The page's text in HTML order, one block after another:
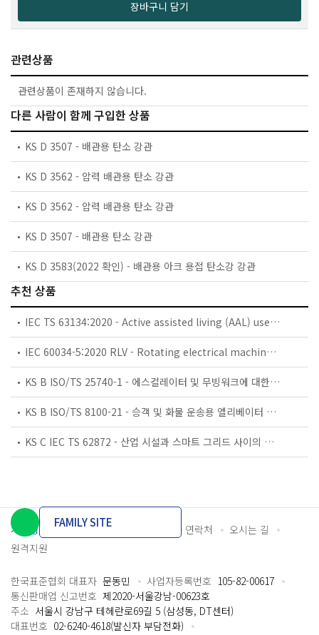
장바구니 담기
관련상품
관련상품이 존재하지 않습니다.
다른 사람이 함께 구입한 상품
KS D 3507 - 배관용 탄소 강관
KS D 3562 - 압력 배관용 탄소 강관
KS D 3562 - 압력 배관용 탄소 강관
KS D 3507 - 배관용 탄소 강관
KS D 3583(2022 확인) - 배관용 아크 용접 탄소강 강관
추천 상품
IEC TS 63134:2020 - Active assisted living (AAL) use cases
IEC 60034-5:2020 RLV - Rotating electrical machines - Part 5: Degrees of protection provided by the integral design of rotating electrical machines (IP code) - Classification
KS B ISO/TS 25740-1 - 에스컬레이터 및 무빙워크에 대한 안전요건 — 제1부: 세계공통 필수 안전요건(GESRs)
KS B ISO/TS 8100-21 - 승객 및 화물 운송용 엘리베이터 —제21부: 세계공통 필수안전요건(GESRs)을 충족하는 세계공통 안전 파라미터(GSPs)
KS C IEC TS 62872 - 산업 시설과 스마트 그리드 사이의 산업 공정 측정, 제어 및 자동화 시스템 인터페이스
개인정보처리방침 이용약관 담당자 연락처
오시는 길
원격지원
FAMILY SITE
한국표준협회 대표자 문동민 사업자등록번호 105-82-00617
통신판매업 신고번호 제2020-서울강남-00623호
주소 서울시 강남구 테헤란로69길 5 (삼성동, DT센터)
대표번호 02-6240-4618(발신자 부담전화)